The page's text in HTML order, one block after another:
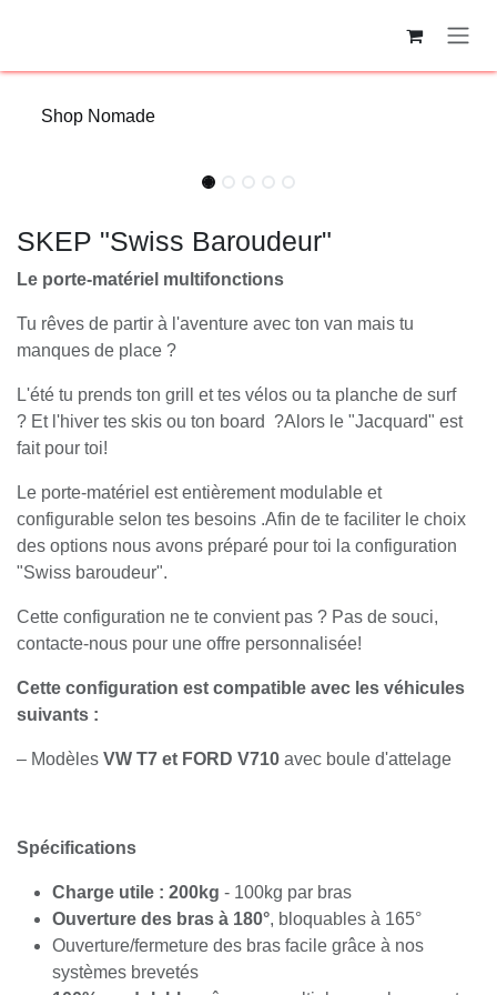
Shop Nomade
SKEP "Swiss Baroudeur"
Le porte-matériel multifonctions
Tu rêves de partir à l'aventure avec ton van mais tu
manques de place ?
L'été tu prends ton grill et tes vélos ou ta planche de surf
? Et l'hiver tes skis ou ton board ?Alors le "Jacquard" est
fait pour toi!
Le porte-matériel est entièrement modulable et
configurable selon tes besoins .Afin de te faciliter le choix
des options nous avons préparé pour toi la configuration
"Swiss baroudeur".
Cette configuration ne te convient pas ? Pas de souci,
contacte-nous pour une offre personnalisée!
Cette configuration est compatible avec les véhicules
suivants :
– Modèles VW T7 et FORD V710 avec boule d'attelage
Spécifications
Charge utile : 200kg - 100kg par bras
Ouverture des bras à 180°, bloquables à 165°
Ouverture/fermeture des bras facile grâce à nos
systèmes brevetés